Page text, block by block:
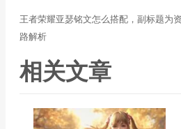
王者荣耀亚瑟铭文怎么搭配，副标题为
路解析
相关文章